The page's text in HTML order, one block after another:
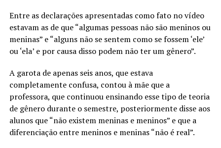
Entre as declarações apresentadas como fato no vídeo
estavam as de que “algumas pessoas não são meninos ou
meninas” e “alguns não se sentem como se fossem ‘ele’
ou ‘ela’ e por causa disso podem não ter um gênero”.
A garota de apenas seis anos, que estava
completamente confusa, contou à mãe que a
professora, que continuou ensinando esse tipo de teoria
de gênero durante o semestre, posteriormente disse aos
alunos que “não existem meninas e meninos” e que a
diferenciação entre meninos e meninas “não é real”.